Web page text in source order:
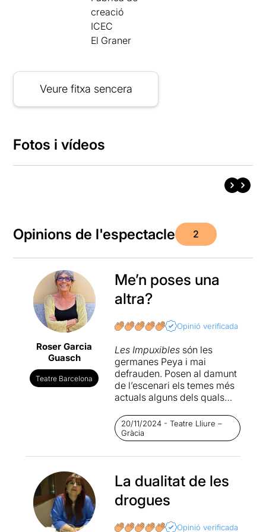
creació
ICEC
El Graner
Veure fitxa sencera
Fotos i vídeos
Opinions de l'espectacle 2
Roser Garcia
Guasch
Teatre Barcelona
Me’n poses una
altra?
Opinió verificada
Les Impuxiblessón les
germanes Peya i mai
defrauden. Posen al damunt
de l’escenari els temes més
actuals alguns dels quals
quan ho converteixen en
obra escènica, com va
passar ambLimbo(2015)
que va destapar el tema de
estat pioneres també en
portar als escenaris temes
sensibles com les malalties
cos i les relacions sexo-
20/11/2024 - Teatre Lliure –
Gràcia
La dualitat de les
drogues
Opinió verificada